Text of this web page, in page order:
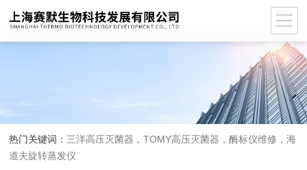
热门关键词： 三洋高压灭菌器，TOMY高压灭菌器，酶标仪维修，海
道夫旋转蒸发仪